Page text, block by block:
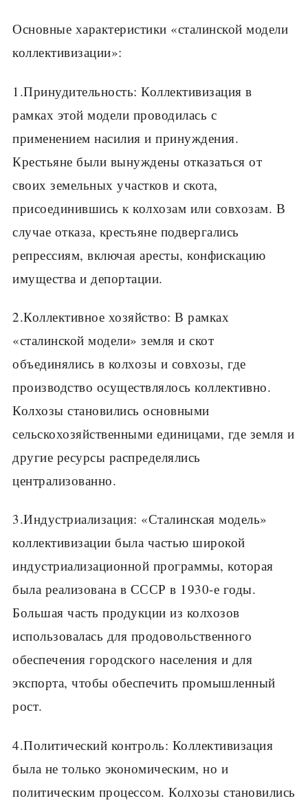
Основные характеристики «сталинской модели
коллективизации»:
1.Принудительность: Коллективизация в
рамках этой модели проводилась с
применением насилия и принуждения.
Крестьяне были вынуждены отказаться от
своих земельных участков и скота,
присоединившись к колхозам или совхозам. В
случае отказа, крестьяне подвергались
репрессиям, включая аресты, конфискацию
имущества и депортации.
2.Коллективное хозяйство: В рамках
«сталинской модели» земля и скот
объединялись в колхозы и совхозы, где
производство осуществлялось коллективно.
Колхозы становились основными
сельскохозяйственными единицами, где земля и
другие ресурсы распределялись
централизованно.
3.Индустриализация: «Сталинская модель»
коллективизации была частью широкой
индустриализационной программы, которая
была реализована в СССР в 1930-е годы.
Большая часть продукции из колхозов
использовалась для продовольственного
обеспечения городского населения и для
экспорта, чтобы обеспечить промышленный
рост.
4.Политический контроль: Коллективизация
была не только экономическим, но и
политическим процессом. Колхозы становились